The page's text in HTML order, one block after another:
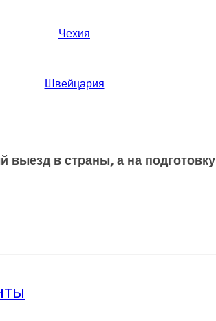
Чехия
Швейцария
в страны, а на